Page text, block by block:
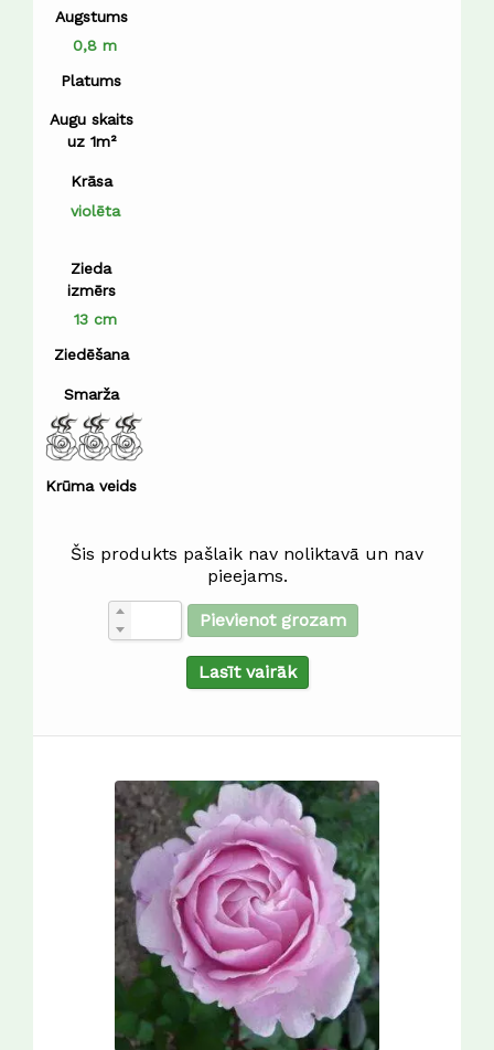
Augstums
0,8 m
Platums
Augu skaits
uz 1m²
Krāsa
violēta
Zieda
izmērs
13 cm
Ziedēšana
Smarža
Krūma veids
Šis produkts pašlaik nav noliktavā un nav
pieejams.
Pievienot grozam
Lasīt vairāk